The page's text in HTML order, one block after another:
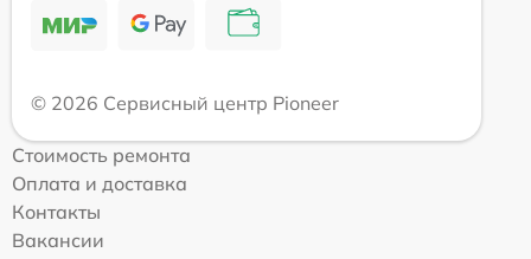
© 2026 Сервисный центр Pioneer
Стоимость ремонта
Оплата и доставка
Контакты
Вакансии